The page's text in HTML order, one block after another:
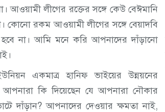
আওয়ামী লীগের রক্তের সঙ্গে কেউ বেঈমানি
কোনো রকম আওয়ামী লীগের সঙ্গে বেয়াদবি
না। আমি মনে করি আপনাদের দাঁড়ানো
একমাত্র হানিফ ভাইয়ের উন্নয়নের
আপনারা কি দিয়েছেন যে আপনারা নৌকার
দাঁড়ান? আপনাদের দেওয়ার ক্ষমতা নাই,